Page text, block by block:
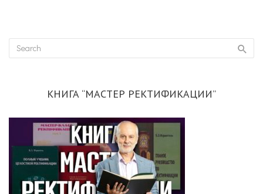
КНИГА “МАСТЕР РЕКТИФИКАЦИИ”